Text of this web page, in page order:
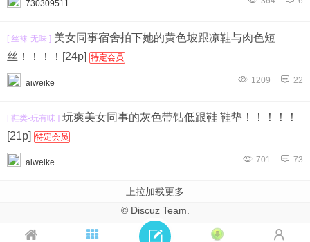
730309511
[ 丝袜-无味 ]
丝！！！！[24p] 特定会员
aiweike 1209 22
[ 鞋类-玩有味 ]
[21p] 特定会员
aiweike 701 73
上拉加载更多
© Discuz Team.